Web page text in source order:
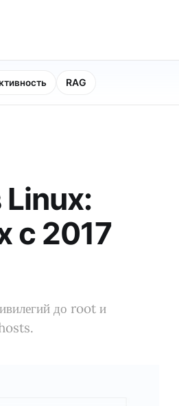
RAG
Linux:
с 2017
до root и